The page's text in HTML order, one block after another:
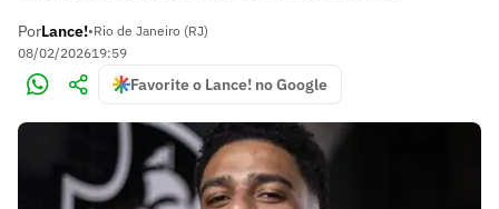
PorLance!•Rio de Janeiro (RJ)
08/02/202619:59
Favorite o Lance! no Google